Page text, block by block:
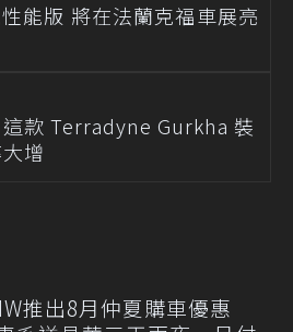
能版 將在法蘭克福車展亮
款 Terradyne Gurkha 裝
增
推出8月仲夏購車優惠